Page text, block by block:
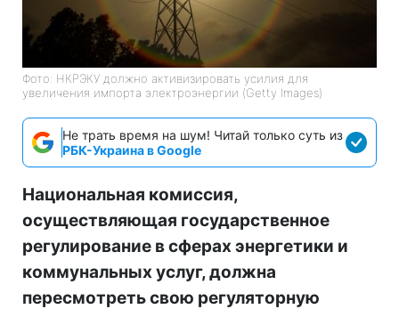
Фото: НКРЭКУ должно активизировать усилия для
увеличения импорта электроэнергии (Getty Images)
Не трать время на шум! Читай только суть из
РБК-Украина в Google
Национальная комиссия,
осуществляющая государственное
регулирование в сферах энергетики и
коммунальных услуг, должна
пересмотреть свою регуляторную